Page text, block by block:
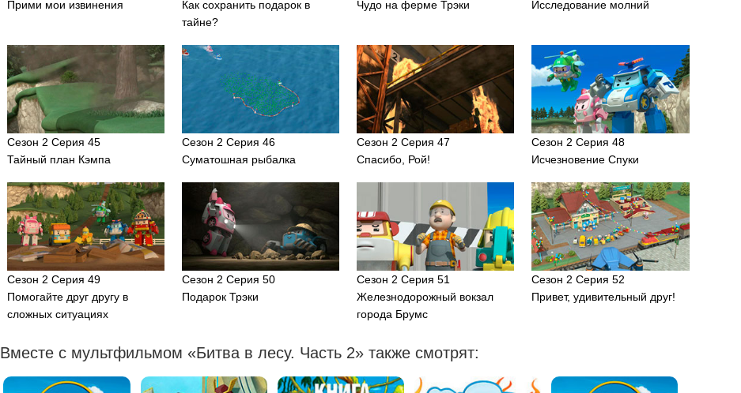
Прими мои извинения
Как сохранить подарок в
тайне?
Чудо на ферме Трэки
Исследование молний
Сезон 2 Серия 45
Тайный план Кэмпа
Сезон 2 Серия 46
Суматошная рыбалка
Сезон 2 Серия 47
Спасибо, Рой!
Сезон 2 Серия 48
Исчезновение Спуки
Сезон 2 Серия 49
Помогайте друг другу в
сложных ситуациях
Сезон 2 Серия 50
Подарок Трэки
Сезон 2 Серия 51
Железнодорожный вокзал
города Брумс
Сезон 2 Серия 52
Привет, удивительный друг!
Вместе с мультфильмом «Битва в лесу. Часть 2» также смотрят: